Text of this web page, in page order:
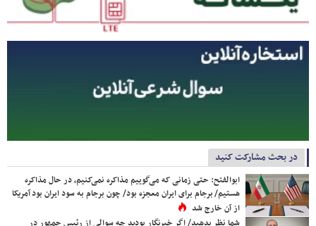
در بحث مشارکت کنید
ابوالفتح: حتی زمانی که می‌گوییم مذاکره نمی‌کنیم، در حال مذاکره
هستیم/ برجام برای ایران معجزه بود/ چون برجام به سود ایران بود آمریکا
از آن خارج شد